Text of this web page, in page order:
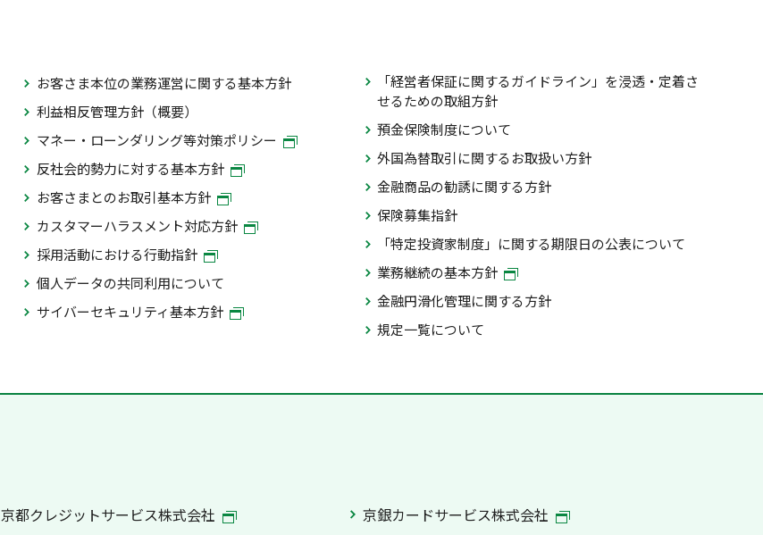
お客さま本位の業務運営に関する基本方針
利益相反管理方針（概要）
マネー・ローンダリング等対策ポリシー
反社会的勢力に対する基本方針
お客さまとのお取引基本方針
カスタマーハラスメント対応方針
採用活動における行動指針
個人データの共同利用について
サイバーセキュリティ基本方針
「経営者保証に関するガイドライン」を浸透・定着さ
せるための取組方針
預金保険制度について
外国為替取引に関するお取扱い方針
金融商品の勧誘に関する方針
保険募集指針
「特定投資家制度」に関する期限日の公表について
業務継続の基本方針
金融円滑化管理に関する方針
規定一覧について
京都クレジットサービス株式会社
京銀カードサービス株式会社